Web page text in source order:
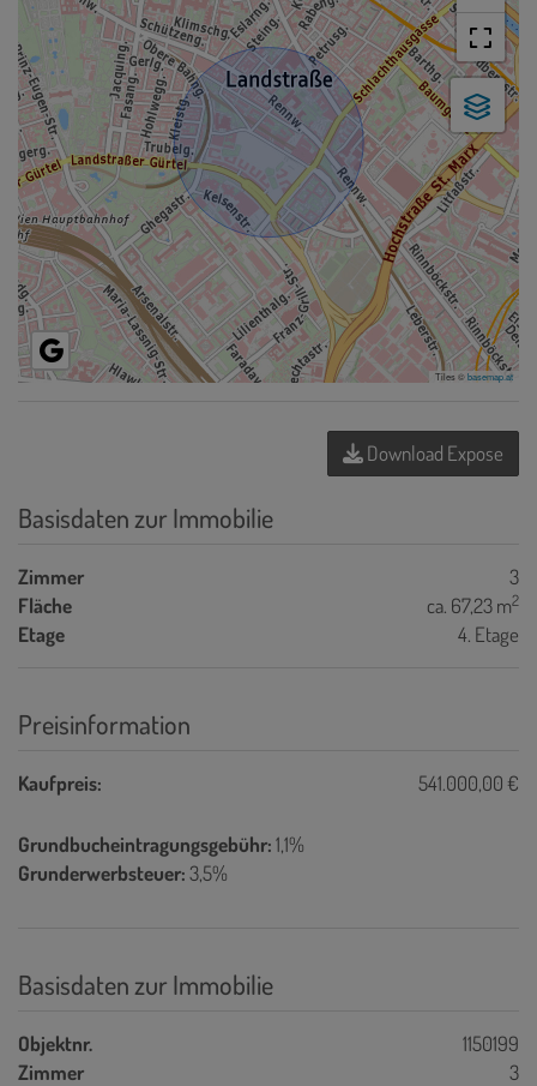
Tiles ©basemap.at
Download Expose
Basisdaten zur Immobilie
Zimmer
3
Fläche
ca. 67,23 m2
Etage 4. Etage
Preisinformation
Kaufpreis: 541.000,00 €
Grundbucheintragungsgebühr:1,1%
Grunderwerbsteuer:3,5%
Basisdaten zur Immobilie
Objektnr.
1150199
Zimmer
3